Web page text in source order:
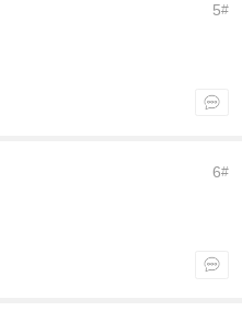
5#
6#